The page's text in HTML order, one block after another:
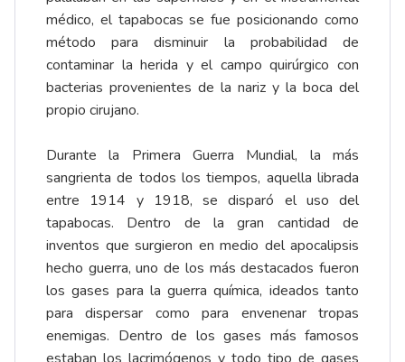
médico, el tapabocas se fue posicionando como
método para disminuir la probabilidad de
contaminar la herida y el campo quirúrgico con
bacterias provenientes de la nariz y la boca del
propio cirujano.
Durante la Primera Guerra Mundial, la más
sangrienta de todos los tiempos, aquella librada
entre 1914 y 1918, se disparó el uso del
tapabocas. Dentro de la gran cantidad de
inventos que surgieron en medio del apocalipsis
hecho guerra, uno de los más destacados fueron
los gases para la guerra química, ideados tanto
para dispersar como para envenenar tropas
enemigas. Dentro de los gases más famosos